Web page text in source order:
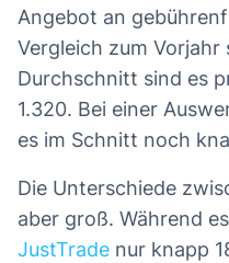
Angebot an
Vergleich zum
Durchschnitt sind es
1.320. Bei einer
es im Schnitt noch
Die Unterschiede
aber groß. Während
JustTrade nur knapp